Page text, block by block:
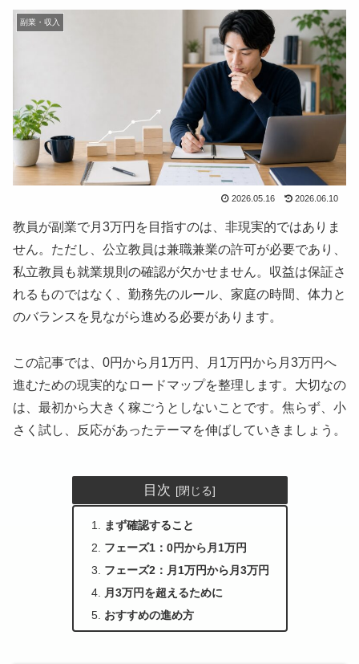
副業・収入
2026.05.16 2026.06.10
教員が副業で月3万円を目指すのは、非現実的ではありま
せん。ただし、公立教員は兼職兼業の許可が必要であり、
私立教員も就業規則の確認が欠かせません。収益は保証さ
れるものではなく、勤務先のルール、家庭の時間、体力と
のバランスを見ながら進める必要があります。
この記事では、0円から月1万円、月1万円から月3万円へ
進むための現実的なロードマップを整理します。大切なの
は、最初から大きく稼ごうとしないことです。焦らず、小
さく試し、反応があったテーマを伸ばしていきましょう。
目次
まず確認すること
フェーズ1：0円から月1万円
フェーズ2：月1万円から月3万円
月3万円を超えるために
おすすめの進め方